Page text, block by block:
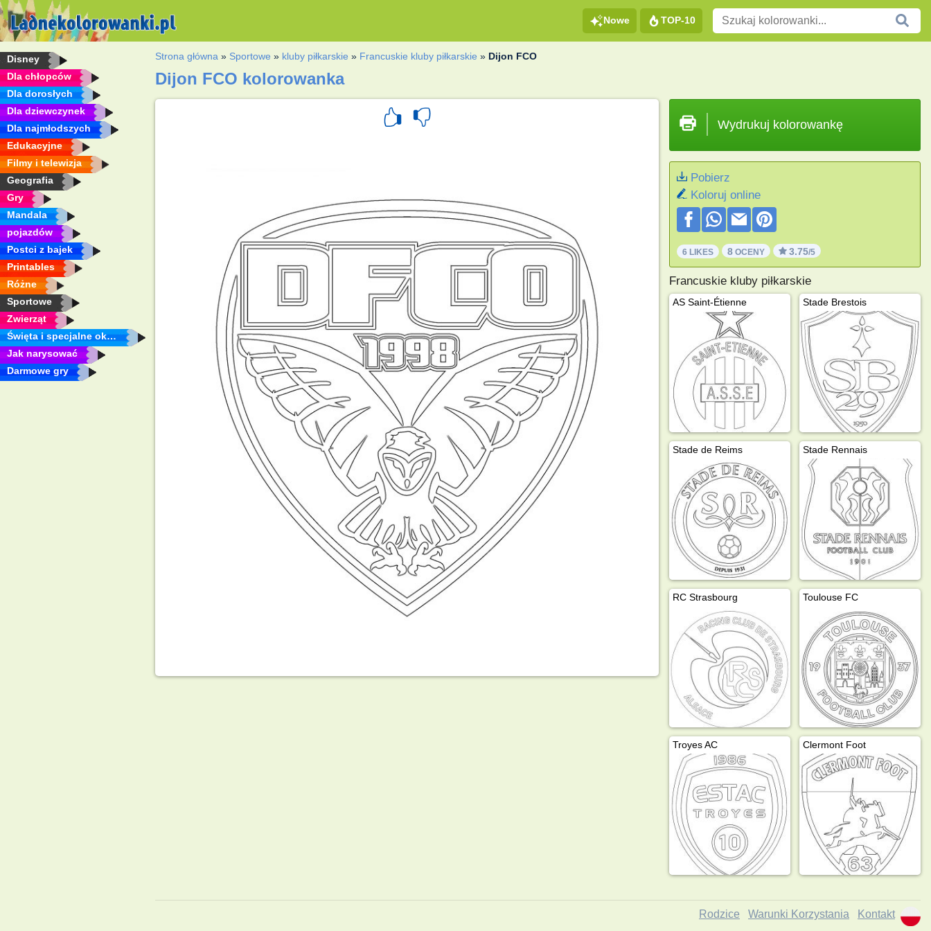
Nowe TOP-10
Disney
Dla chłopców
Dla dorosłych
Dla dziewczynek
Dla najmłodszych
Edukacyjne
Filmy i telewizja
Geografia
Gry
Mandala
pojazdów
Postci z bajek
Printables
Różne
Sportowe
Zwierząt
Święta i specjalne okazje
Jak narysować
Darmowe gry
Strona główna » Sportowe » kluby piłkarskie » Francuskie kluby piłkarskie » Dijon FCO
Dijon FCO kolorowanka
Wydrukuj kolorowankę
Pobierz
Koloruj online
6 LIKES 8OCENY 3.75/5
Francuskie kluby piłkarskie
AS Saint-Étienne Stade Brestois
Stade de Reims Stade Rennais
RC Strasbourg Toulouse FC
Troyes AC Clermont Foot
Rodzice Warunki Korzystania Kontakt